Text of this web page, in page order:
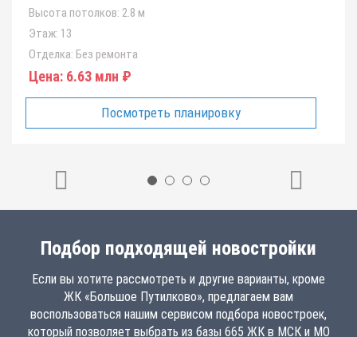
Высота потолков: 2.8 м
Этаж: 13
Отделка: Без ремонта
Цена: 6.63 млн ₽
Посмотреть планировку
Подбор подходящей новостройки
Если вы хотите рассмотреть и другие варианты, кроме
ЖК «Большое Путилково», предлагаем вам
воспользоваться нашим сервисом подбора новостроек,
который позволяет выбрать из базы 665 ЖК в МСК и МО